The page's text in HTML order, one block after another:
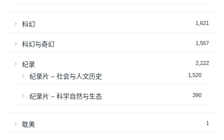
科幻 1,621
科幻与奇幻 1,567
纪录 2,222
纪录片 – 社会与人文历史 1,520
纪录片 – 科学自然与生态 390
耽美 1